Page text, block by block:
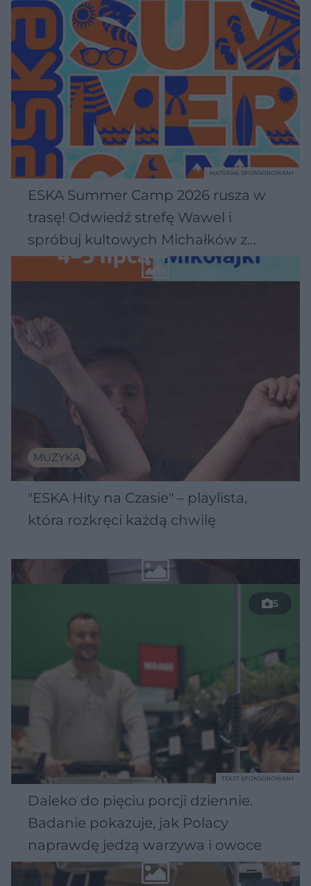
ESKA Summer Camp 2026 rusza w
trasę! Odwiedź strefę Wawel i
spróbuj kultowych Michałków z
Wawelu
MATERIAŁ SPONSOROWANY
MUZYKA
"ESKA Hity na Czasie" – playlista,
która rozkręci każdą chwilę
5
Daleko do pięciu porcji dziennie.
Badanie pokazuje, jak Polacy
naprawdę jedzą warzywa i owoce
TEKST SPONSOROWANY